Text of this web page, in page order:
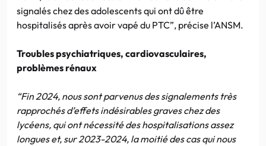
signalés chez des adolescents qui ont dû être
hospitalisés après avoir vapé du PTC”, précise l’ANSM.
Troubles psychiatriques, cardiovasculaires,
problèmes rénaux
“Fin 2024, nous sont parvenus des signalements très
rapprochés d’effets indésirables graves chez des
lycéens, qui ont nécessité des hospitalisations assez
longues et, sur 2023-2024, la moitié des cas qui nous